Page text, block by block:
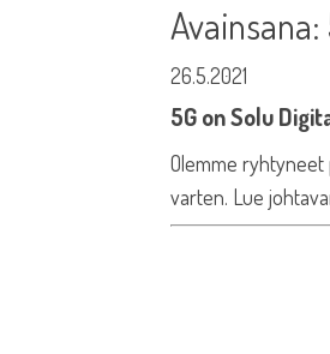
Avainsana:
26.5.2021
5G on Solu
Olemme ryhtyneet
varten. Lue